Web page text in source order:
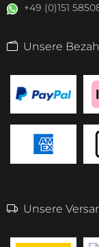
+49 (0)151
Unsere
Unsere